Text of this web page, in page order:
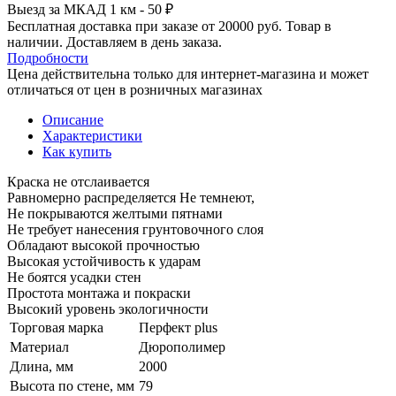
Выезд за МКАД 1 км - 50 ₽
Бесплатная доставка при заказе от 20000 руб. Товар в
наличии. Доставляем в день заказа.
Подробности
Цена действительна только для интернет-магазина и может
отличаться от цен в розничных магазинах
Описание
Характеристики
Как купить
Краска не отслаивается
Равномерно распределяется Не темнеют,
Не покрываются желтыми пятнами
Не требует нанесения грунтовочного слоя
Обладают высокой прочностью
Высокая устойчивость к ударам
Не боятся усадки стен
Простота монтажа и покраски
Высокий уровень экологичности
Торговая марка
Перфект plus
Материал
Дюрополимер
Длина, мм
2000
Высота по стене, мм 79